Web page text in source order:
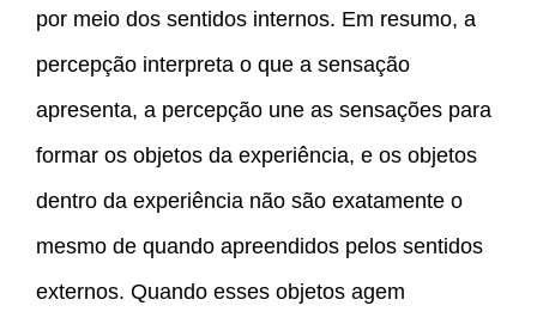
por meio dos sentidos internos. Em resumo, a
percepção interpreta o que a sensação
apresenta, a percepção une as sensações para
formar os objetos da experiência, e os objetos
dentro da experiência não são exatamente o
mesmo de quando apreendidos pelos sentidos
externos. Quando esses objetos agem